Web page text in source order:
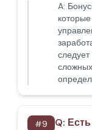
A:
следует
#9 Q: